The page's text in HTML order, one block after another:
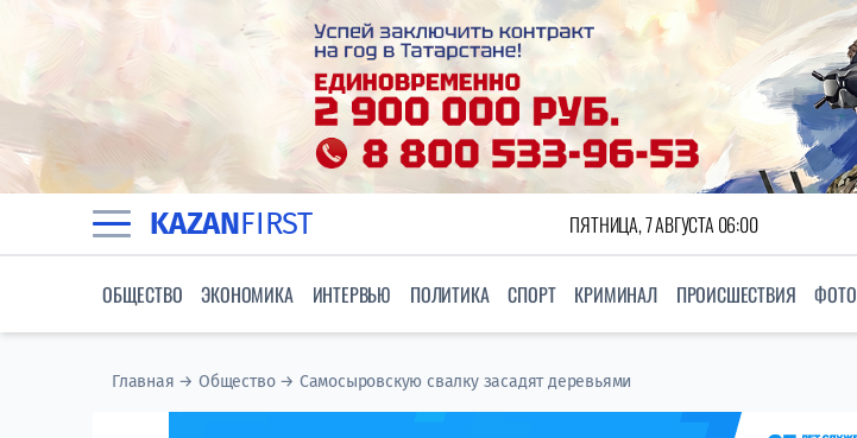
KAZANFIRST ПЯТНИЦА, 7 АВГУСТА 06:00
ОБЩЕСТВО ЭКОНОМИКА ИНТЕРВЬЮ ПОЛИТИКА СПОРТ КРИМИНАЛ ПРОИСШЕСТВИЯ ФОТО
Главная →Общество→ Самосыровскую свалку засадят деревьями